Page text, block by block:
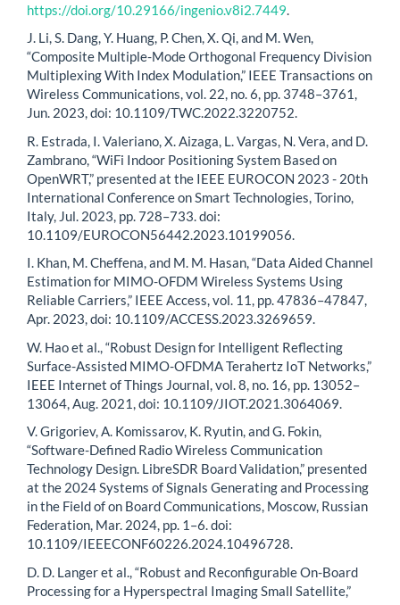
https://doi.org/10.29166/ingenio.v8i2.7449
J. Li, S. Dang, Y. Huang, P. Chen, X. Qi, and M. Wen,
“Composite Multiple-Mode Orthogonal Frequency Division
Multiplexing With Index Modulation,” IEEE Transactions on
Wireless Communications, vol. 22, no. 6, pp. 3748–3761,
Jun. 2023, doi: 10.1109/TWC.2022.3220752.
R. Estrada, I. Valeriano, X. Aizaga, L. Vargas, N. Vera, and D.
Zambrano, “WiFi Indoor Positioning System Based on
OpenWRT,” presented at the IEEE EUROCON 2023 - 20th
International Conference on Smart Technologies, Torino,
Italy, Jul. 2023, pp. 728–733. doi:
10.1109/EUROCON56442.2023.10199056.
I. Khan, M. Cheffena, and M. M. Hasan, “Data Aided Channel
Estimation for MIMO-OFDM Wireless Systems Using
Reliable Carriers,” IEEE Access, vol. 11, pp. 47836–47847,
Apr. 2023, doi: 10.1109/ACCESS.2023.3269659.
W. Hao et al., “Robust Design for Intelligent Reflecting
Surface-Assisted MIMO-OFDMA Terahertz IoT Networks,”
IEEE Internet of Things Journal, vol. 8, no. 16, pp. 13052–
13064, Aug. 2021, doi: 10.1109/JIOT.2021.3064069.
V. Grigoriev, A. Komissarov, K. Ryutin, and G. Fokin,
“Software-Defined Radio Wireless Communication
Technology Design. LibreSDR Board Validation,” presented
at the 2024 Systems of Signals Generating and Processing
in the Field of on Board Communications, Moscow, Russian
Federation, Mar. 2024, pp. 1–6. doi:
10.1109/IEEECONF60226.2024.10496728.
D. D. Langer et al., “Robust and Reconfigurable On-Board
Processing for a Hyperspectral Imaging Small Satellite,”